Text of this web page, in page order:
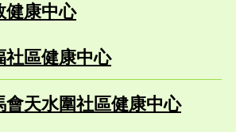
健康中心
社區健康中心
會天水圍社區健康中心